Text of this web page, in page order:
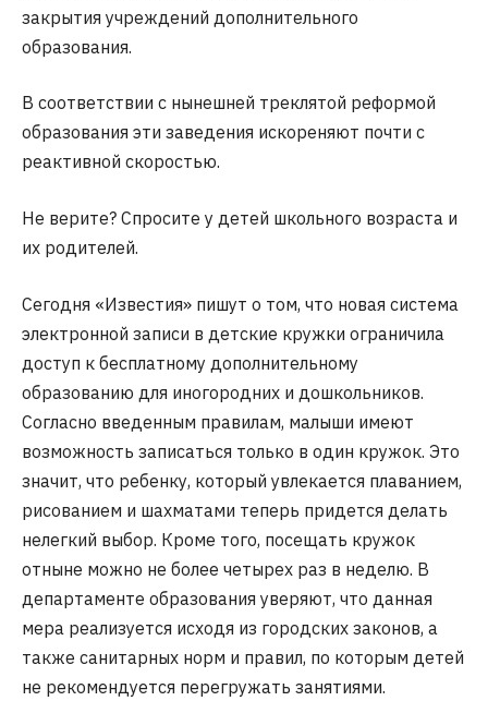
закрытия учреждений дополнительного
образования.
В соответствии с нынешней треклятой реформой
образования эти заведения искореняют почти с
реактивной скоростью.
Не верите? Спросите у детей школьного возраста и
их родителей.
Сегодня «Известия» пишут о том, что новая система
электронной записи в детские кружки ограничила
доступ к бесплатному дополнительному
образованию для иногородних и дошкольников.
Согласно введенным правилам, малыши имеют
возможность записаться только в один кружок. Это
значит, что ребенку, который увлекается плаванием,
рисованием и шахматами теперь придется делать
нелегкий выбор. Кроме того, посещать кружок
отныне можно не более четырех раз в неделю. В
департаменте образования уверяют, что данная
мера реализуется исходя из городских законов, а
также санитарных норм и правил, по которым детей
не рекомендуется перегружать занятиями.